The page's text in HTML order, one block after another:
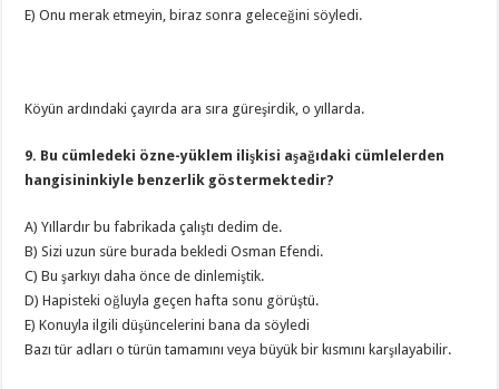
E) Onu merak etmeyin, biraz sonra geleceğini söyledi.
Köyün ardındaki çayırda ara sıra güreşirdik, o yıllarda.
9. Bu cümledeki özne-yüklem ilişkisi aşağıdaki cümlelerden
hangisininkiyle benzerlik göstermektedir?
A) Yıllardır bu fabrikada çalıştı dedim de.
B) Sizi uzun süre burada bekledi Osman Efendi.
C) Bu şarkıyı daha önce de dinlemiştik.
D) Hapisteki oğluyla geçen hafta sonu görüştü.
E) Konuyla ilgili düşüncelerini bana da söyledi
Bazı tür adları o türün tamamını veya büyük bir kısmını karşılayabilir.